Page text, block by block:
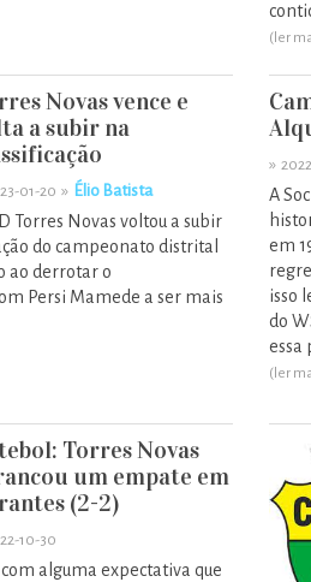
(ler
Novas vence e
a subir na
01-20 » Élio Batista
Torres Novas voltou a subir
do campeonato distrital
ao derrotar o
Persi Mamede a ser mais
»
A
em
isso
do
essa
(ler
Torres Novas
um empate em
(2-2)
10-30
com alguma expectativa que